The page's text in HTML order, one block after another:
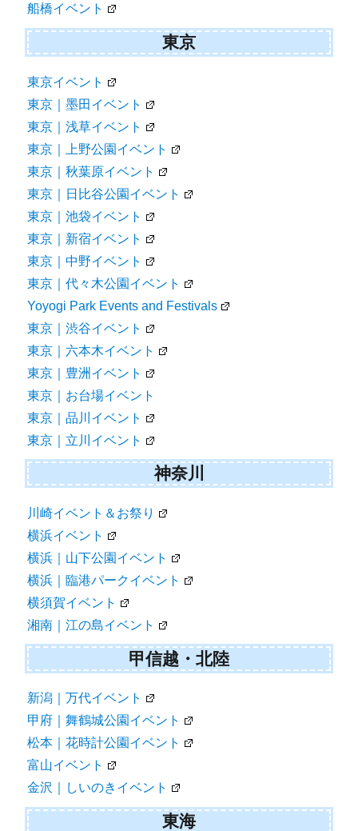
船橋イベント
東京
東京イベント
東京｜墨田イベント
東京｜浅草イベント
東京｜上野公園イベント
東京｜秋葉原イベント
東京｜日比谷公園イベント
東京｜池袋イベント
東京｜新宿イベント
東京｜中野イベント
東京｜代々木公園イベント
Yoyogi Park Events and Festivals
東京｜渋谷イベント
東京｜六本木イベント
東京｜豊洲イベント
東京｜お台場イベント
東京｜品川イベント
東京｜立川イベント
神奈川
川崎イベント＆お祭り
横浜イベント
横浜｜山下公園イベント
横浜｜臨港パークイベント
横須賀イベント
湘南｜江の島イベント
甲信越・北陸
新潟｜万代イベント
甲府｜舞鶴城公園イベント
松本｜花時計公園イベント
富山イベント
金沢｜しいのきイベント
東海